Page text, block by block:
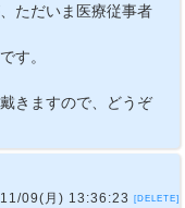
ただいま医療従事者
す。
きますので、どうぞ
09(月) 13:36:23 [DELETE]